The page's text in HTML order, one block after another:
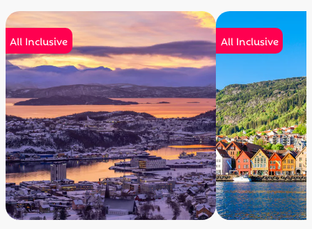
All Inclusive All Inclusive